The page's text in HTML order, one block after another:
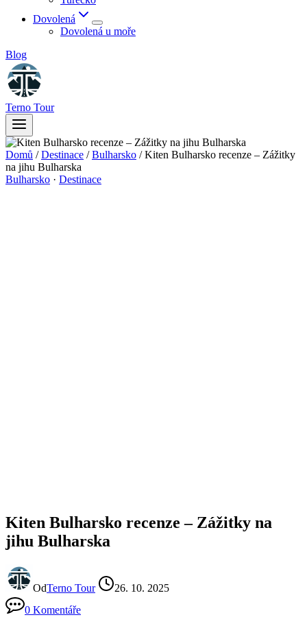
Dovolená
Dovolená u moře
Blog
Terno Tour
Domů / Destinace / Bulharsko / Kiten Bulharsko recenze – Zážitky
na jihu Bulharska
Bulharsko · Destinace
Kiten Bulharsko recenze – Zážitky na
jihu Bulharska
OdTerno Tour
26. 10. 2025
0 Komentáře